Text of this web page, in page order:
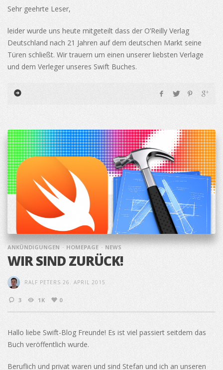
Sehr geehrte Leser,
leider wurde uns heute mitgeteilt dass der O’Reilly Verlag
Deutschland nach 21 Jahren auf dem deutschen Markt seine
Türen schließt. Wir trauern um einen unserer liebsten Verlage
und dem Verleger unseres Swift Buches.
ANKÜNDIGUNGEN HOMEPAGE NEWS
WIR SIND ZURÜCK!
RALF PETERS 26. APRIL 2015
3 1K 0
Hallo liebe Swift-Blog Freunde! Es ist viel passiert seitdem das
Buch veröffentlich wurde.
Beruflich und privat waren und sind Stefan und ich an unseren